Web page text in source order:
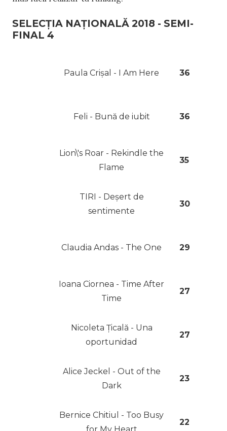
SELECȚIA NAȚIONALĂ 2018 - SEMI-
FINAL 4
Paula Crișal - I Am Here 36
Feli - Bună de iubit 36
Lion\'s Roar - Rekindle the
Flame
35
TIRI - Deșert de
sentimente
30
Claudia Andas - The One 29
Ioana Ciornea - Time After
Time
27
Nicoleta Țicală - Una
oportunidad
27
Alice Jeckel - Out of the
Dark
23
Bernice Chitiul - Too Busy
22